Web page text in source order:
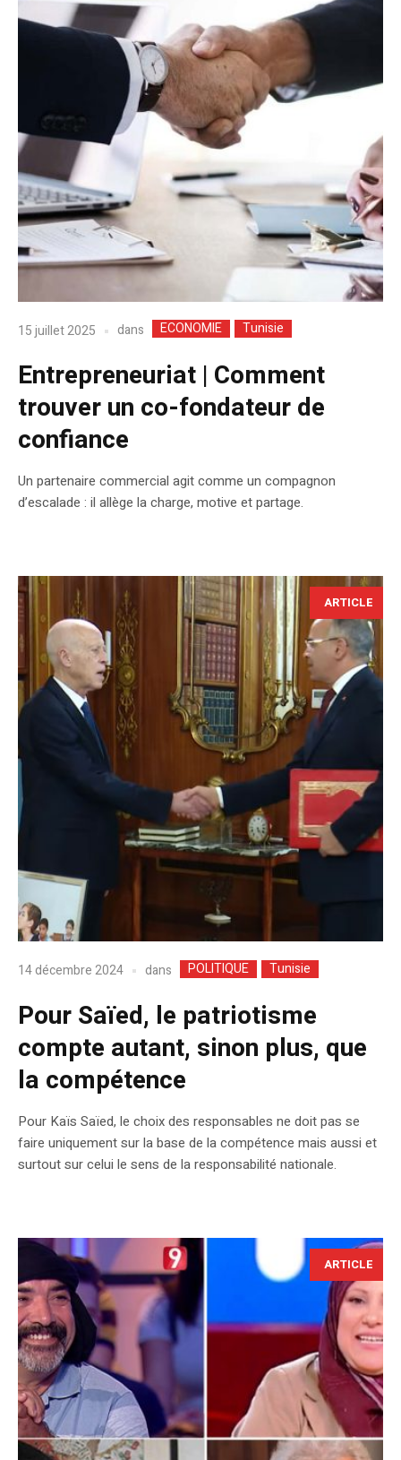
15 juillet 2025 dans ECONOMIE Tunisie
Entrepreneuriat | Comment
trouver un co-fondateur de
confiance
Un partenaire commercial agit comme un compagnon
d’escalade : il allège la charge, motive et partage.
ARTICLE
14 décembre 2024 dans POLITIQUE Tunisie
Pour Saïed, le patriotisme
compte autant, sinon plus, que
la compétence
Pour Kaïs Saïed, le choix des responsables ne doit pas se
faire uniquement sur la base de la compétence mais aussi et
surtout sur celui le sens de la responsabilité nationale.
ARTICLE